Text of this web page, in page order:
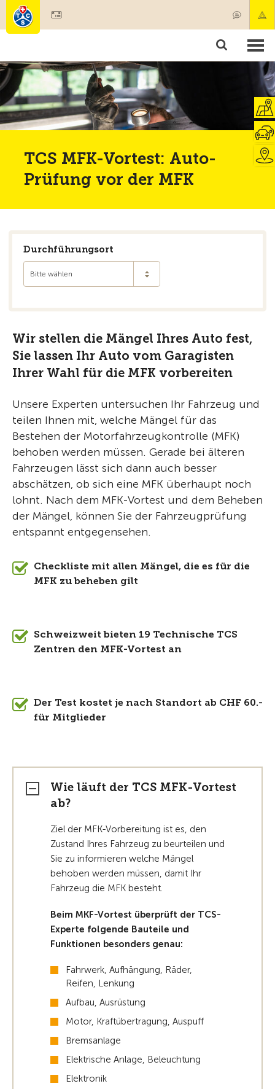
Mitgliedschaft & Leistungen
Test, Sicherheit & Gesundheit
TCS MFK-Vortest: Auto-
Prüfung vor der MFK
Durchführungsort
Bitte wählen
Wir stellen die Mängel Ihres Auto fest,
Sie lassen Ihr Auto vom Garagisten
Ihrer Wahl für die MFK vorbereiten
Unsere Experten untersuchen Ihr Fahrzeug und
teilen Ihnen mit, welche Mängel für das
Bestehen der Motorfahrzeugkontrolle (MFK)
behoben werden müssen. Gerade bei älteren
Fahrzeugen lässt sich dann auch besser
abschätzen, ob sich eine MFK überhaupt noch
lohnt. Nach dem MFK-Vortest und dem Beheben
der Mängel, können Sie der Fahrzeugprüfung
entspannt entgegensehen.
Checkliste mit allen Mängel, die es für die
MFK zu beheben gilt
Schweizweit bieten 19 Technische TCS
Zentren den MFK-Vortest an
Der Test kostet je nach Standort ab CHF 60.-
für Mitglieder
Wie läuft der TCS MFK-Vortest
ab?
Ziel der MFK-Vorbereitung ist es, den
Zustand Ihres Fahrzeug zu beurteilen und
Sie zu informieren welche Mängel
behoben werden müssen, damit Ihr
Fahrzeug die MFK besteht.
Beim MKF-Vortest überprüft der TCS-
Experte folgende Bauteile und
Funktionen besonders genau:
Fahrwerk, Aufhängung, Räder,
Reifen, Lenkung
Aufbau, Ausrüstung
Motor, Kraftübertragung, Auspuff
Bremsanlage
Elektrische Anlage, Beleuchtung
Elektronik